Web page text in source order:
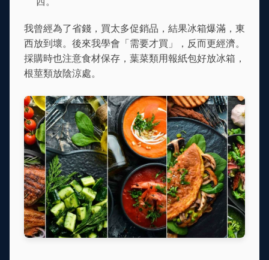
我曾經為了省錢，買太多促銷品，結果冰箱爆滿，東
西放到壞。後來我學會「需要才買」，反而更經濟。
採購時也注意食材保存，葉菜類用報紙包好放冰箱，
根莖類放陰涼處。